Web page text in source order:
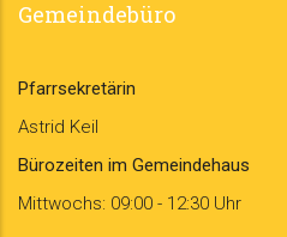
Gemeindebüro
Pfarrsekretärin
Astrid Keil
Bürozeiten im Gemeindehaus
Mittwochs: 09:00 - 12:30 Uhr